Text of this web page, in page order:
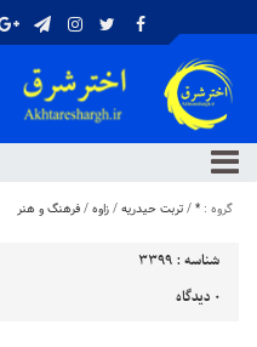
گروه : *
/تربت حیدریه/زاوه/فرهنگ و هنر
شناسه : 3399
۰ دیدگاه